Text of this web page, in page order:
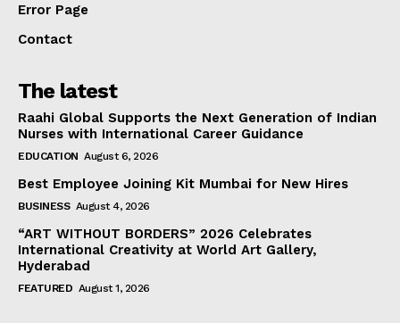
Error Page
Contact
The latest
Raahi Global Supports the Next Generation of Indian
Nurses with International Career Guidance
EDUCATION August 6, 2026
Best Employee Joining Kit Mumbai for New Hires
BUSINESS August 4, 2026
“ART WITHOUT BORDERS” 2026 Celebrates
International Creativity at World Art Gallery,
Hyderabad
FEATURED August 1, 2026